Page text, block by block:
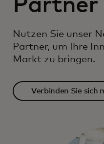
Partner
Nutzen Sie unser
Partner, um Ihre
Markt zu bringen.
Verbinden Sie sich